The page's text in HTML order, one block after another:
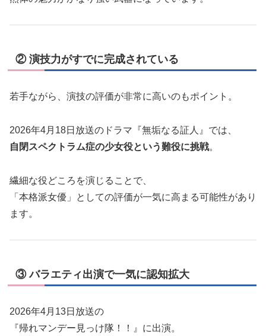
② 演技力がすでに完成されている
若手ながら、演技の評価が非常に高いのもポイント。
2026年4月18日放送のドラマ『無垢なる証人』では、
自閉スペクトラム症の少女役という難役に挑戦。
繊細な役どころを演じることで、
「本格派女優」としての評価が一気に高まる可能性があり
ます。
③ バラエティ出演で一気に認知拡大
2026年4月13日放送の
『帰れマンデー見っけ隊！！』に出演。